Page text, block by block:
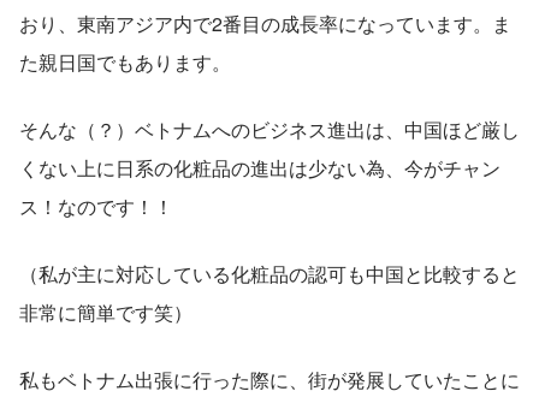
おり、東南アジア内で2番目の成長率になっています。ま
た親日国でもあります。
そんな（？）ベトナムへのビジネス進出は、中国ほど厳し
くない上に日系の化粧品の進出は少ない為、今がチャン
ス！なのです！！
（私が主に対応している化粧品の認可も中国と比較すると
非常に簡単です笑）
私もベトナム出張に行った際に、街が発展していたことに